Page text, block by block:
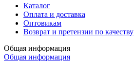
Каталог
Оплата и доставка
Оптовикам
Возврат и претензии по качеству
Общая информация
Общая информация